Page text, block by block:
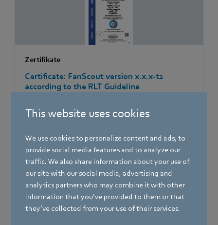
This website uses cookies
We use cookies to personalize content and ads, to
provide social media features and to analyze our
traffic. We also share information about your use of
our site with our social media, advertising and
analytics partners who may combine it with other
information that you’ve provided to them or that
they’ve collected from your use of their services.
Zertifikate
Certificate: FanScout version x.x.x-t2
according to the RLT Guideline